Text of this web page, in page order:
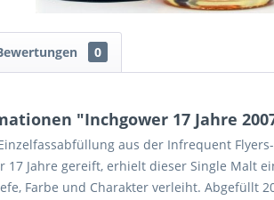
0
"Inchgower 17 Jahre
aus der Infrequent
17 Jahre gereift, erhielt dieser Single Malt
Farbe und Charakter verleiht.